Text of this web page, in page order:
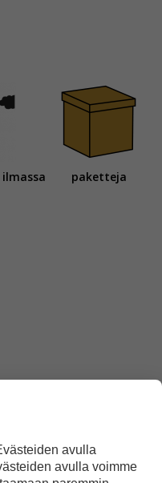
paketteja
avulla
avulla voimme